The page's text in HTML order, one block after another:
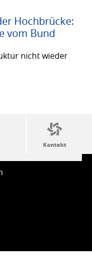
Hochbrücke:
vom Bund
nicht wieder